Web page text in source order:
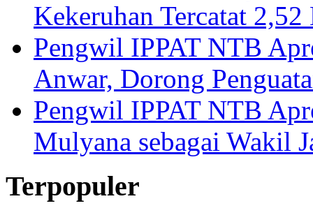
Kekeruhan Tercatat
Pengwil IPPAT NTB
Anwar, Dorong
Pengwil IPPAT NTB
Mulyana sebagai Wakil
Terpopuler